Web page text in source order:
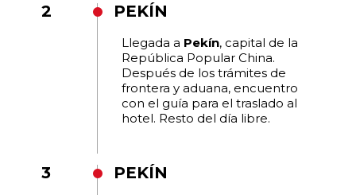
2 PEKÍN
Llegada a Pekín, capital de la
República Popular China.
Después de los trámites de
frontera y aduana, encuentro
con el guía para el traslado al
hotel. Resto del día libre.
3 PEKÍN